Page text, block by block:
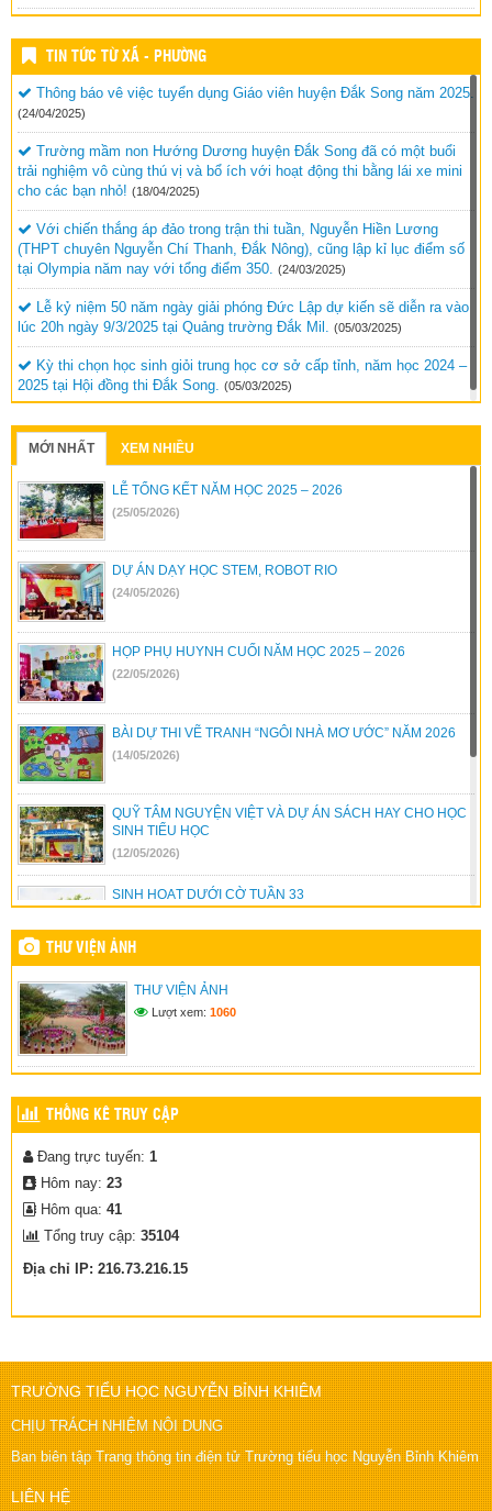
TIN TỨC TỪ XÃ - PHƯỜNG
Thông báo vê việc tuyển dụng Giáo viên huyện Đắk Song năm 2025.
(24/04/2025)
Trường mầm non Hướng Dương huyện Đắk Song đã có một buổi
trải nghiệm vô cùng thú vị và bổ ích với hoạt động thi bằng lái xe mini
cho các bạn nhỏ! (18/04/2025)
Với chiến thắng áp đảo trong trận thi tuần, Nguyễn Hiền Lương
(THPT chuyên Nguyễn Chí Thanh, Đắk Nông), cũng lập kỉ lục điểm số
tại Olympia năm nay với tổng điểm 350.
(24/03/2025)
Lễ kỷ niệm 50 năm ngày giải phóng Đức Lập dự kiến sẽ diễn ra vào
lúc 20h ngày 9/3/2025 tại Quảng trường Đắk Mil.
(05/03/2025)
Kỳ thi chọn học sinh giỏi trung học cơ sở cấp tỉnh, năm học 2024 –
2025 tại Hội đồng thi Đắk Song.
(05/03/2025)
MỚI NHẤT XEM NHIỀU
LỄ TỔNG KẾT NĂM HỌC 2025 – 2026
(25/05/2026)
DỰ ÁN DẠY HỌC STEM, ROBOT RIO
(24/05/2026)
HỌP PHỤ HUYNH CUỐI NĂM HỌC 2025 – 2026
(22/05/2026)
BÀI DỰ THI VẼ TRANH “NGÔI NHÀ MƠ ƯỚC” NĂM 2026
(14/05/2026)
QUỸ TÂM NGUYỆN VIỆT VÀ DỰ ÁN SÁCH HAY CHO HỌC
SINH TIỂU HỌC
(12/05/2026)
SINH HOẠT DƯỚI CỜ TUẦN 33
(23/04/2026)
HƯỞNG ỨNG NGÀY SÁCH VÀ VĂN HÓA ĐỌC VIỆT NAM
21/04/2026
(15/04/2026)
THƯ VIỆN ẢNH
THƯ VIỆN ẢNH
Lượt xem: 1060
THỐNG KÊ TRUY CẬP
Đang trực tuyến: 1
Hôm nay: 23
Hôm qua: 41
Tổng truy cập: 35104
Địa chỉ IP: 216.73.216.15
TRƯỜNG TIỂU HỌC NGUYỄN BỈNH KHIÊM
CHỊU TRÁCH NHIỆM NỘI DUNG
Ban biên tập Trang thông tin điện tử Trường tiểu học Nguyễn Bỉnh Khiêm
LIÊN HỆ